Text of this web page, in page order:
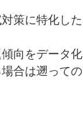
策に特化した
向をデータ化
合は遡っての